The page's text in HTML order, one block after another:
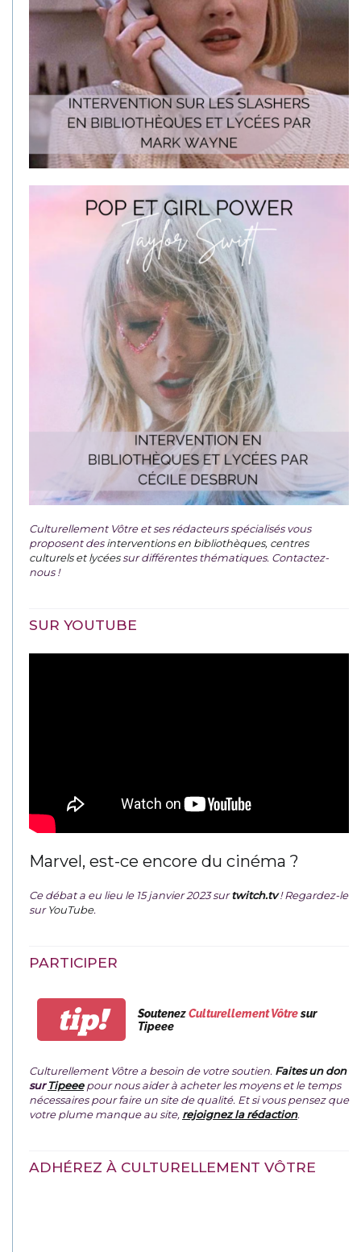
Culturellement Vôtre et ses rédacteurs spécialisés vous
proposent desinterventions en bibliothèques, centres
culturels et lycéessur différentes thématiques. Contactez-
nous !
SUR YOUTUBE
Marvel, est-ce encore du cinéma ?
Ce débat a eu lieu le 15 janvier 2023 surtwitch.tv ! Regardez-le
surYouTube.
PARTICIPER
tip! SoutenezCulturellement Vôtresur
Tipeee
Culturellement Vôtre a besoin de votre soutien. Faites un don
surTipeeepour nous aider à acheter les moyens et le temps
nécessaires pour faire un site de qualité. Et si vous pensez que
votre plume manque au site, rejoignez la rédaction.
ADHÉREZ À CULTURELLEMENT VÔTRE